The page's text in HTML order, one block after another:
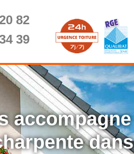
82
39
accompagne
dans